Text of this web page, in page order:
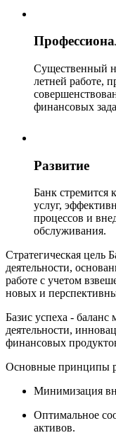
Существенный
летней работе,
финансовых
Развитие
Банк стремится
услуг,
процессов и
обслуживания.
Стратегическая цель
деятельности,
работе с учетом
новых и
Базис успеха -
деятельности,
финансовых
Основные принципы
Минимизация
Оптимальное
активов.